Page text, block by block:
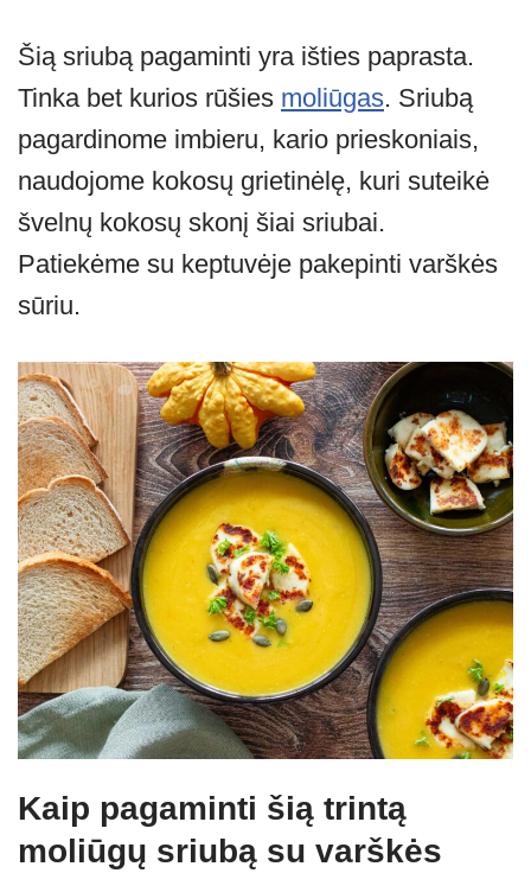
Šią sriubą pagaminti yra išties paprasta.
Tinka bet kurios rūšies moliūgas. Sriubą
pagardinome imbieru, kario prieskoniais,
naudojome kokosų grietinėlę, kuri suteikė
švelnų kokosų skonį šiai sriubai.
Patiekėme su keptuvėje pakepinti varškės
sūriu.
Kaip pagaminti šią trintą
moliūgų sriubą su varškės